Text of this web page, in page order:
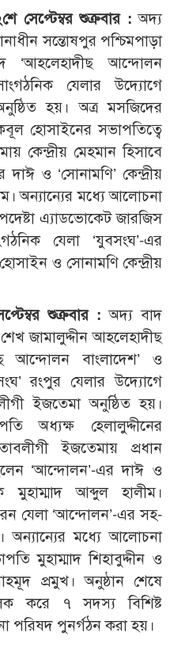
সেপ্টেম্বর শুক্রবার : অদ্য
সন্তোষপুর পশ্চিমপাড়া
‘আহলেহাদীছ আন্দোলন
যেলার উদ্যোগে
হয়। অত্র মসজিদের
হোসাইনের সভাপতিত্বে
কেন্দ্রীয় মেহমান হিসাবে
ও ‘সোনামণি’ কেন্দ্রীয়
অন্যান্যের মধ্যে আলোচনা
এ্যাডভোকেট জারজিস
যেলা ‘যুবসংঘ’-এর
ও সোনামণি কেন্দ্রীয়
শুক্রবার : অদ্য বাদ
জামালুদ্দীন আহলেহাদীছ
আন্দোলন বাংলাদেশ’ ও
রংপুর যেলার উদ্যোগে
ইজতেমা অনুষ্ঠিত হয়।
অধ্যক্ষ হেলালুদ্দীনের
ইজতেমায় প্রধান
‘আন্দোলন’-এর দাঈ ও
মুহাম্মাদ আব্দুল হালীম।
যেলা ‘আন্দোলন’-এর সহ-
অন্যান্যের মধ্যে আলোচনা
মুহাম্মাদ শিহাবুদ্দীন ও
প্রমুখ। অনুষ্ঠান শেষে
করে ৭ সদস্য বিশিষ্ট
পরিষদ পুনর্গঠন করা হয়।